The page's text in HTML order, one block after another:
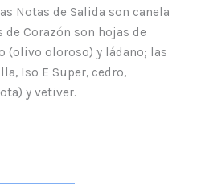
Notas de Salida son canela
de Corazón son hojas de
(olivo oloroso) y ládano; las
Iso E Super, cedro,
y vetiver.